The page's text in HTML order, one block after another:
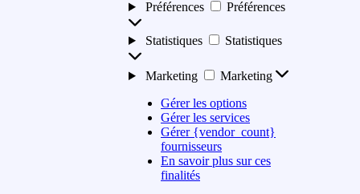
Préférences
Préférences
Statistiques Statistiques
Marketing
Marketing
Gérer les options
Gérer les services
Gérer {vendor_count}
fournisseurs
En savoir plus sur ces
finalités